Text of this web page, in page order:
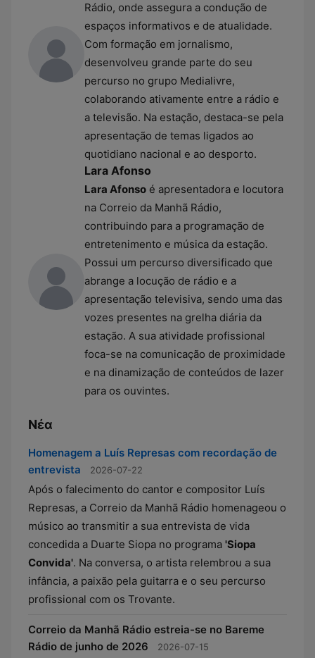
Rádio, onde assegura a condução de
espaços informativos e de atualidade.
Com formação em jornalismo,
desenvolveu grande parte do seu
percurso no grupo Medialivre,
colaborando ativamente entre a rádio e
a televisão. Na estação, destaca-se pela
apresentação de temas ligados ao
quotidiano nacional e ao desporto.
Lara Afonso
Lara Afonso é apresentadora e locutora
na Correio da Manhã Rádio,
contribuindo para a programação de
entretenimento e música da estação.
Possui um percurso diversificado que
abrange a locução de rádio e a
apresentação televisiva, sendo uma das
vozes presentes na grelha diária da
estação. A sua atividade profissional
foca-se na comunicação de proximidade
e na dinamização de conteúdos de lazer
para os ouvintes.
Νέα
Homenagem a Luís Represas com recordação de
entrevista
2026-07-22
Após o falecimento do cantor e compositor Luís
Represas, a Correio da Manhã Rádio homenageou o
músico ao transmitir a sua entrevista de vida
concedida a Duarte Siopa no programa 'Siopa
Convida'. Na conversa, o artista relembrou a sua
infância, a paixão pela guitarra e o seu percurso
profissional com os Trovante.
Correio da Manhã Rádio estreia-se no Bareme
Rádio de junho de 2026
2026-07-15